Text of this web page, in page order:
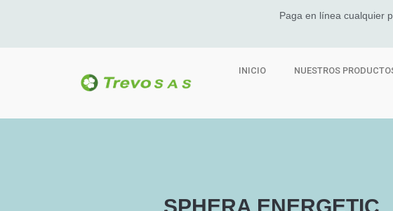
Paga en línea cualquier
INICIO NUESTROS
SPHERA ENERGETIC